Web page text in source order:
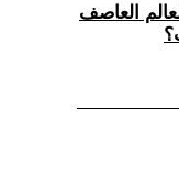
العاصف